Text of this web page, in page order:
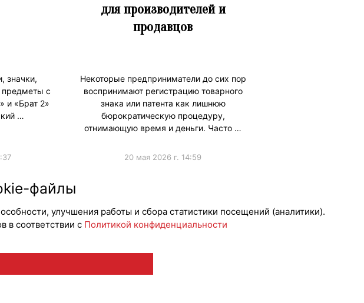
значки,
предметы с
и «Брат 2»
…
для производителей и
продавцов
Некоторые предприниматели до сих пор
воспринимают регистрацию товарного
знака или патента как лишнюю
бюрократическую процедуру,
отнимающую время и деньги. Часто …
20 мая 2026 г. 14:59
2009-2026 12+
файлы
улучшения работы и сбора статистики посещений (аналитики).
в соответствии с Политикой конфиденциальности